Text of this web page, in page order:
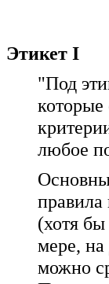
Этикет I
"Под
любое
правила
(хотя
мере, на
можно